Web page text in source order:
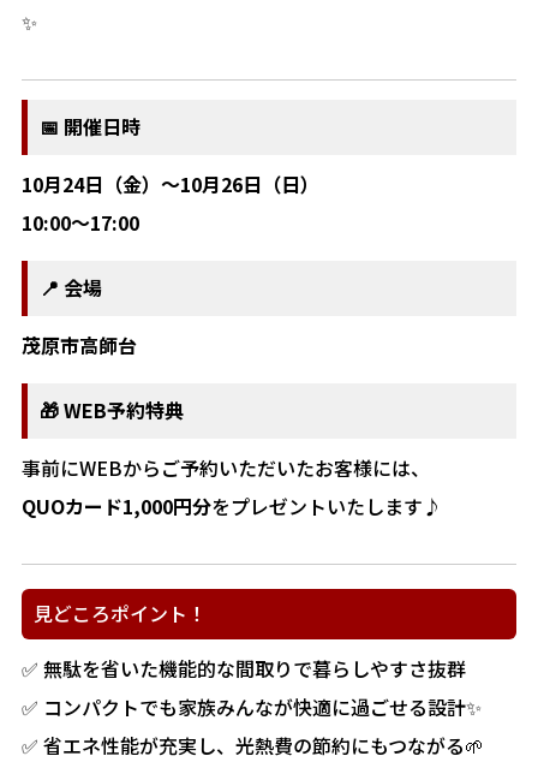
✨
📅 開催日時
10月24日（金）～10月26日（日）
10:00〜17:00
📍 会場
茂原市高師台
🎁 WEB予約特典
事前にWEBからご予約いただいたお客様には、
QUOカード1,000円分をプレゼントいたします♪
見どころポイント！
✅ 無駄を省いた機能的な間取りで暮らしやすさ抜群
✅ コンパクトでも家族みんなが快適に過ごせる設計✨
✅ 省エネ性能が充実し、光熱費の節約にもつながる🌱